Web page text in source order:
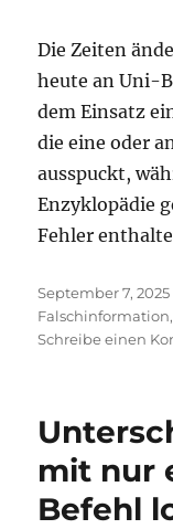
Die Zeiten
heute an Uni-
dem Einsatz
die eine oder
ausspuckt,
Enzyklopädie
Fehler
Veröffentlicht
am
September 7, 2025
Falschinformation,
Schreibe einen
mit nur
Befehl